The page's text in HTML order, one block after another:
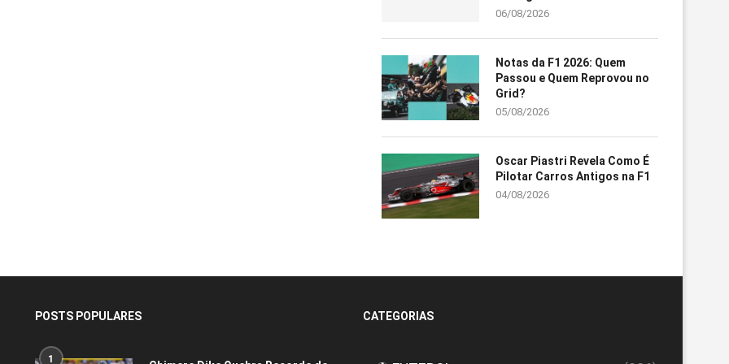
06/08/2026
Notas da F1 2026: Quem
Passou e Quem Reprovou no
Grid?
05/08/2026
Oscar Piastri Revela Como É
Pilotar Carros Antigos na F1
04/08/2026
POSTS POPULARES
1
CATEGORIAS